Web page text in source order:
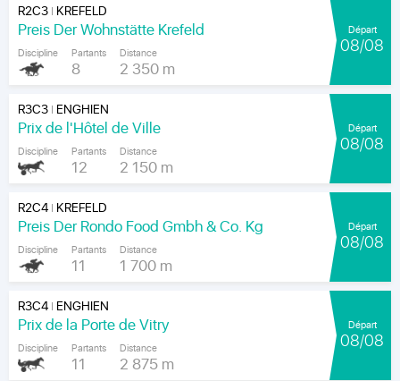
R2C3| KREFELD
Preis Der Wohnstätte Krefeld
Discipline Partants
8
Distance
2 350 m
Départ
08/08
R3C3| ENGHIEN
Prix de l'Hôtel de Ville
Discipline Partants
12
Distance
2 150 m
Départ
08/08
R2C4| KREFELD
Preis Der Rondo Food Gmbh & Co. Kg
Discipline Partants
11
Distance
1 700 m
Départ
08/08
R3C4| ENGHIEN
Prix de la Porte de Vitry
Discipline Partants
11
Distance
2 875 m
Départ
08/08